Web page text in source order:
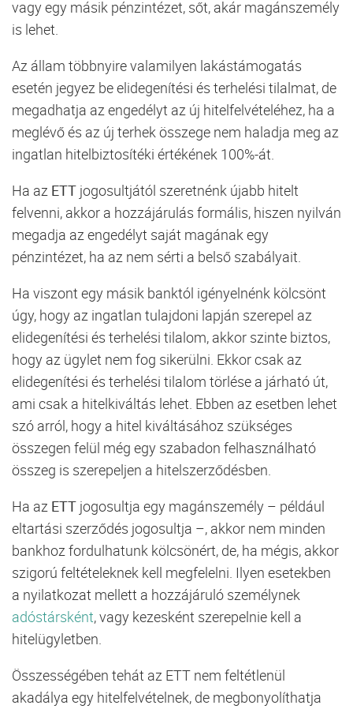
vagy egy másik pénzintézet, sőt, akár magánszemély
is lehet.
Az állam többnyire valamilyen lakástámogatás
esetén jegyez be elidegenítési és terhelési tilalmat, de
megadhatja az engedélyt az új hitelfelvételéhez, ha a
meglévő és az új terhek összege nem haladja meg az
ingatlan hitelbiztosítéki értékének 100%-át.
Ha az ETT jogosultjától szeretnénk újabb hitelt
felvenni, akkor a hozzájárulás formális, hiszen nyilván
megadja az engedélyt saját magának egy
pénzintézet, ha az nem sérti a belső szabályait.
Ha viszont egy másik banktól igényelnénk kölcsönt
úgy, hogy az ingatlan tulajdoni lapján szerepel az
elidegenítési és terhelési tilalom, akkor szinte biztos,
hogy az ügylet nem fog sikerülni. Ekkor csak az
elidegenítési és terhelési tilalom törlése a járható út,
ami csak a hitelkiváltás lehet. Ebben az esetben lehet
szó arról, hogy a hitel kiváltásához szükséges
összegen felül még egy szabadon felhasználható
összeg is szerepeljen a hitelszerződésben.
Ha az ETT jogosultja egy magánszemély – például
eltartási szerződés jogosultja –, akkor nem minden
bankhoz fordulhatunk kölcsönért, de, ha mégis, akkor
szigorú feltételeknek kell megfelelni. Ilyen esetekben
a nyilatkozat mellett a hozzájáruló személynek
adóstársként, vagy kezesként szerepelnie kell a
hitelügyletben.
Összességében tehát az ETT nem feltétlenül
akadálya egy hitelfelvételnek, de megbonyolíthatja